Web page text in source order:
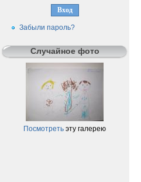
Забыли пароль?
Случайное фото
Посмотреть эту галерею